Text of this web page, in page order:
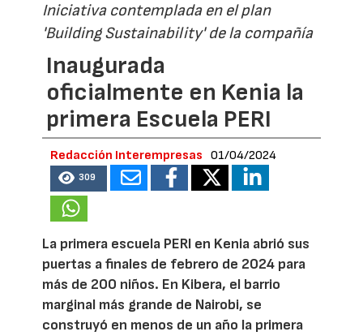
Iniciativa contemplada en el plan
'Building Sustainability' de la compañía
Inaugurada
oficialmente en Kenia la
primera Escuela PERI
Redacción Interempresas 01/04/2024
309
La primera escuela PERI en Kenia abrió sus
puertas a finales de febrero de 2024 para
más de 200 niños. En Kibera, el barrio
marginal más grande de Nairobi, se
construyó en menos de un año la primera